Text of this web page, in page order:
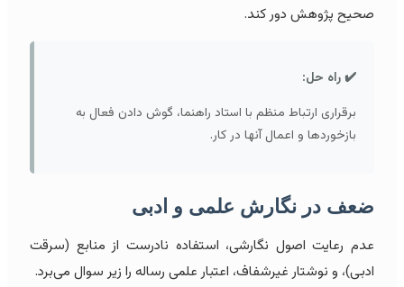
صحیح پژوهش دور کند.
✔️ راه حل:
برقراری ارتباط منظم با استاد راهنما، گوش دادن فعال به
بازخوردها و اعمال آنها در کار.
ضعف در نگارش علمی و ادبی
عدم رعایت اصول نگارشی، استفاده نادرست از منابع (سرقت
ادبی)، و نوشتار غیرشفاف، اعتبار علمی رساله را زیر سوال می‌برد.